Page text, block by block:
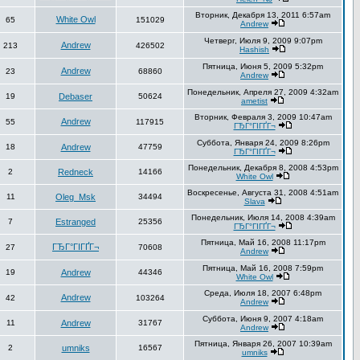
65 White Owl 151029
Вторник, Декабря 13, 2011 6:57am
Andrew
213 Andrew 426502
Четверг, Июля 9, 2009 9:07pm
Hashish
23 Andrew 68860
Пятница, Июня 5, 2009 5:32pm
Andrew
19 Debaser 50624
Понедельник, Апреля 27, 2009 4:32am
ametist
55 Andrew 117915
Вторник, Февраля 3, 2009 10:47am
ГЂГ°ГІГҐГ¬
18 Andrew 47759
Суббота, Января 24, 2009 8:26pm
ГЂГ°ГІГҐГ¬
2 Redneck 14166
Понедельник, Декабря 8, 2008 4:53pm
White Owl
11 Oleg_Msk 34494
Воскресенье, Августа 31, 2008 4:51am
Slava
7 Estranged 25356
Понедельник, Июля 14, 2008 4:39am
ГЂГ°ГІГҐГ¬
27 ГЂГ°ГІГҐГ¬ 70608
Пятница, Май 16, 2008 11:17pm
Andrew
19 Andrew 44346
Пятница, Май 16, 2008 7:59pm
White Owl
42 Andrew 103264
Среда, Июля 18, 2007 6:48pm
Andrew
11 Andrew 31767
Суббота, Июня 9, 2007 4:18am
Andrew
2 umniks 16567
Пятница, Января 26, 2007 10:39am
umniks